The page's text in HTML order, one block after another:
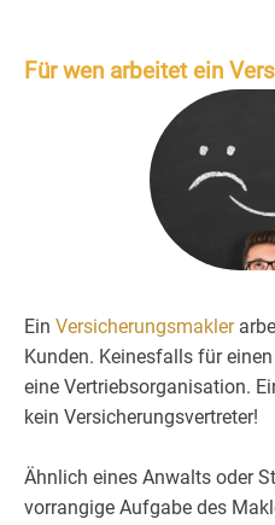
Für wen arbeitet ein
Ein Versicherungsmakler
Kunden. Keinesfalls für
eine Vertriebsorganisation.
kein Versicherungsvertreter!
Ähnlich eines Anwalts oder
vorrangige Aufgabe des